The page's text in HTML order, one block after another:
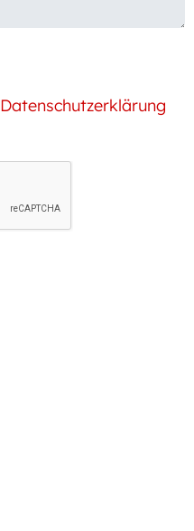
Datenschutzerklärung